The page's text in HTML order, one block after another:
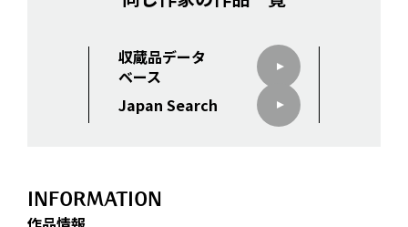
収蔵品データ
ベース
Japan Search
INFORMATION